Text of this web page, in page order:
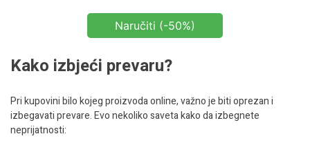
Naručiti (-50%)
Kako izbjeći prevaru?
Pri kupovini bilo kojeg proizvoda online, važno je biti oprezan i
izbegavati prevare. Evo nekoliko saveta kako da izbegnete
neprijatnosti: